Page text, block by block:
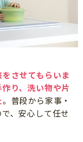
させてもらいま
り、洗い物や片
。普段から家事・
、安心して任せ